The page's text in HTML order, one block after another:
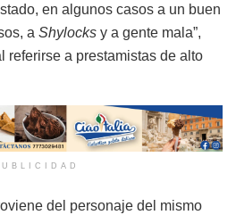
en algunos casos a un buen
a Shylocks y a gente mala”,
referirse a prestamistas de alto
del personaje del mismo